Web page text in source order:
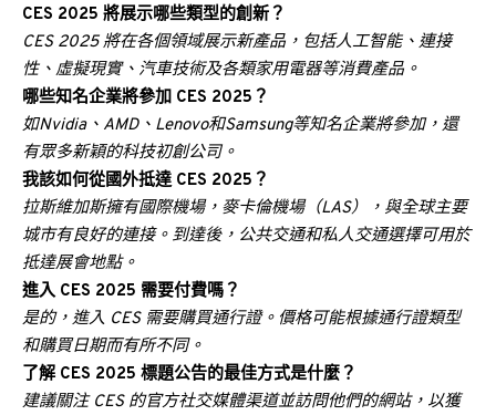
CES 2025 將展示哪些類型的創新？
CES 2025 將在各個領域展示新產品，包括人工智能、連接
性、虛擬現實、汽車技術及各類家用電器等消費產品。
哪些知名企業將參加 CES 2025？
如Nvidia、AMD、Lenovo和Samsung等知名企業將參加，還
有眾多新穎的科技初創公司。
我該如何從國外抵達 CES 2025？
拉斯維加斯擁有國際機場，麥卡倫機場（LAS），與全球主要
城市有良好的連接。到達後，公共交通和私人交通選擇可用於
抵達展會地點。
進入 CES 2025 需要付費嗎？
是的，進入 CES 需要購買通行證。價格可能根據通行證類型
和購買日期而有所不同。
了解 CES 2025 標題公告的最佳方式是什麼？
建議關注 CES 的官方社交媒體渠道並訪問他們的網站，以獲